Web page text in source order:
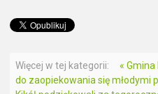
Więcej w tej kategorii:
«
do zaopiekowania się młodymi